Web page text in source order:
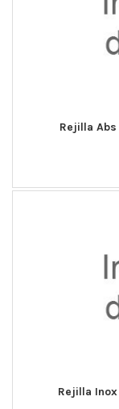
Rejilla Abs
Rejilla